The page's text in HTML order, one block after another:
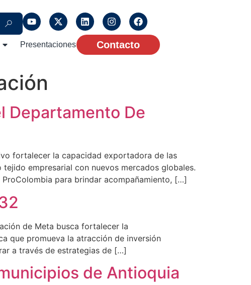
Presentaciones Contacto
Departamento De
fortalecer la capacidad exportadora de las
empresarial con nuevos mercados globales.
para brindar acompañamiento, […]
de Meta busca fortalecer la
que promueva la atracción de inversión
a través de estrategias de […]
de Antioquia